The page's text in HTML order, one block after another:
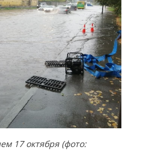
17 октября (фото: